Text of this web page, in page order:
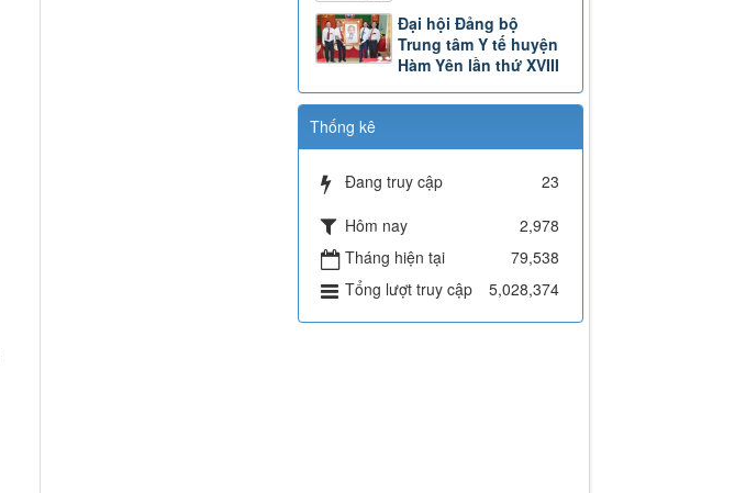
Đại hội Đảng bộ
Trung tâm Y tế huyện
Hàm Yên lần thứ XVIII
Thống kê
Đang truy cập
23
Hôm nay
2,978
Tháng hiện tại
79,538
Tổng lượt truy cập
5,028,374